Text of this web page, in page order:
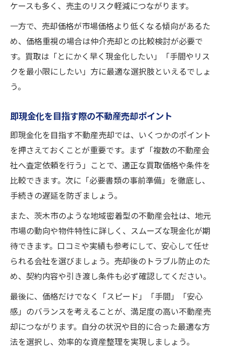
ケースも多く、売主のリスク軽減につながります。
一方で、売却価格が市場価格より低くなる傾向があるた
め、価格重視の場合は仲介売却との比較検討が必要で
す。買取は「とにかく早く現金化したい」「手間やリス
クを最小限にしたい」方に最適な選択肢といえるでしょ
う。
即現金化を目指す際の不動産売却ポイント
即現金化を目指す不動産売却では、いくつかのポイント
を押さえておくことが重要です。まず「複数の不動産会
社へ査定依頼を行う」ことで、適正な買取価格や条件を
比較できます。次に「必要書類の事前準備」を徹底し、
手続きの遅延を防ぎましょう。
また、茨木市のような地域密着型の不動産会社は、地元
市場の動向や物件特性に詳しく、スムーズな現金化が期
待できます。口コミや実績も参考にして、安心して任せ
られる会社を選びましょう。売却後のトラブル防止のた
め、契約内容や引き渡し条件も必ず確認してください。
最後に、価格だけでなく「スピード」「手間」「安心
感」のバランスを考えることが、満足度の高い不動産売
却につながります。自分の状況や目的に合った最適な方
法を選択し、効率的な資産整理を実現しましょう。